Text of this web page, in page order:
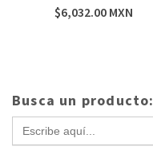
$6,032.00MXN
Busca un producto:
Buscar: